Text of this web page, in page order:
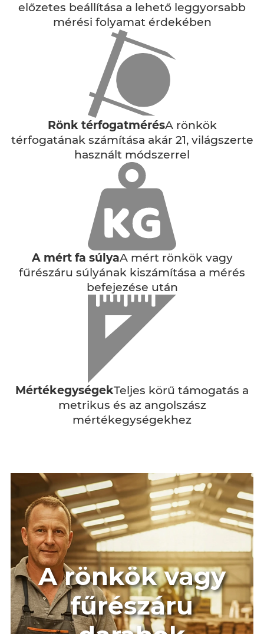
előzetes beállítása a lehető leggyorsabb
mérési folyamat érdekében
Rönk térfogatmérésA rönkök
térfogatának számítása akár 21, világszerte
használt módszerrel
A mért fa súlyaA mért rönkök vagy
fűrészáru súlyának kiszámítása a mérés
befejezése után
MértékegységekTeljes körű támogatás a
metrikus és az angolszász
mértékegységekhez
A rönkök vagy
fűrészáru